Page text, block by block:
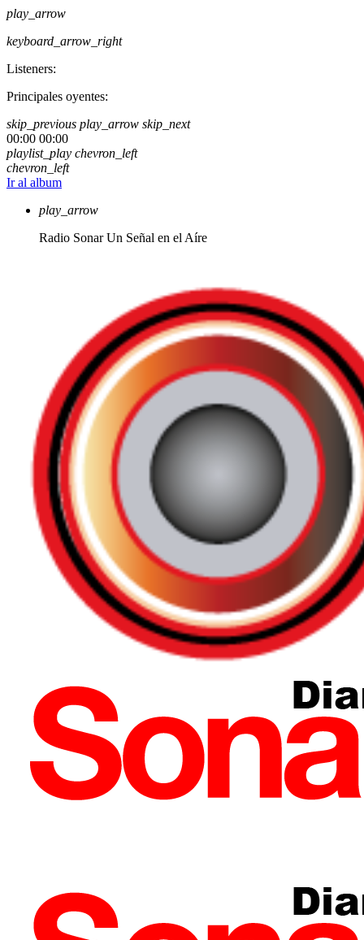
play_arrow
keyboard_arrow_right
Listeners:
Principales oyentes:
skip_previous play_arrow skip_next
00:00 00:00
playlist_play chevron_left
chevron_left
Ir al album
play_arrow
Radio Sonar Un Señal en el Aíre